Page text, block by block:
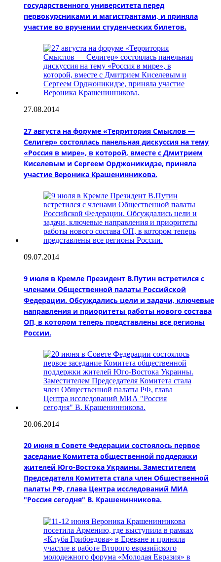
государственного университета перед
первокурсниками и магистрантами, и приняла
участие во вручении студенческих билетов.
27.08.2014
27 августа на форуме «Территория Смыслов —
Селигер» состоялась панельная дискуссия на тему
«Россия в мире», в которой, вместе с Дмитрием
Киселевым и Сергеем Орджоникидзе, приняла
участие Вероника Крашенинникова.
09.07.2014
9 июля в Кремле Президент В.Путин встретился с
членами Общественной палаты Российской
Федерации. Обсуждались цели и задачи, ключевые
направления и приоритеты работы нового состава
ОП, в котором теперь представлены все регионы
России.
20.06.2014
20 июня в Совете Федерации состоялось первое
заседание Комитета общественной поддержки
жителей Юго-Востока Украины. Заместителем
Председателя Комитета стала член Общественной
палаты РФ, глава Центра исследований МИА
"Россия сегодня" В. Крашенинникова.